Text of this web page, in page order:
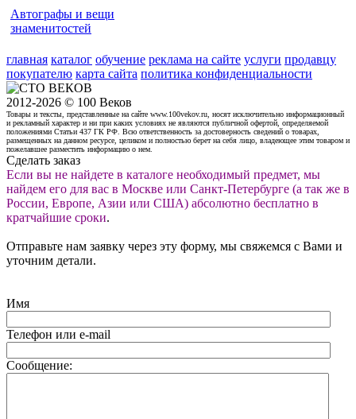
Автографы и вещи
знаменитостей
главная каталог обучение реклама на сайте услуги продавцу
покупателю карта сайта политика конфиденциальности
2012-2026 © 100 Веков
Товары и тексты, представленные на сайте www.100vekov.ru, носят исключительно информационный
и рекламный характер и ни при каких условиях не являются публичной офертой, определяемой
положениями Статьи 437 ГК РФ. Всю ответственность за достоверность сведений о товарах,
размещенных на данном ресурсе, целиком и полностью берет на себя лицо, владеющее этим товаром и
пожелавшее разместить информацию о нем.
Сделать заказ
Если вы не найдете в каталоге необходимый предмет, мы
найдем его для вас в Москве или Санкт-Петербурге (а так же в
России, Европе, Азии или США) абсолютно бесплатно в
кратчайшие сроки.
Отправьте нам заявку через эту форму, мы свяжемся с Вами и
уточним детали.
Имя
Телефон или e-mail
Сообщение: